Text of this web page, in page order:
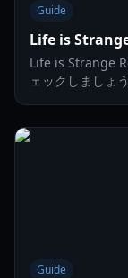
Guide
Life is
Life is Strange
ェックしましょ
Guide